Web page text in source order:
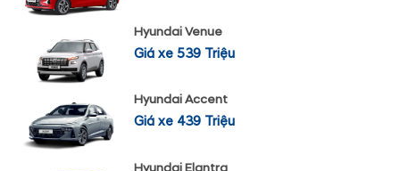
Hyundai Venue
Giá xe 539 Triệu
Hyundai Accent
Giá xe 439 Triệu
Hyundai Elantra